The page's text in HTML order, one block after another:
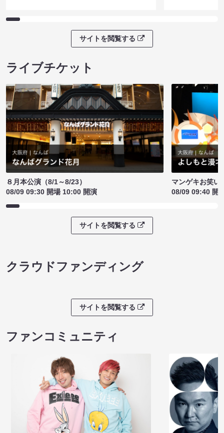
サイトを閲覧する
ライブチケット
８月本公演（8/1～8/23）
08/09 09:30 開場 10:00 開演
マンゲキお笑い
08/09 09:40 開
サイトを閲覧する
クラウドファンディング
サイトを閲覧する
ファンコミュニティ